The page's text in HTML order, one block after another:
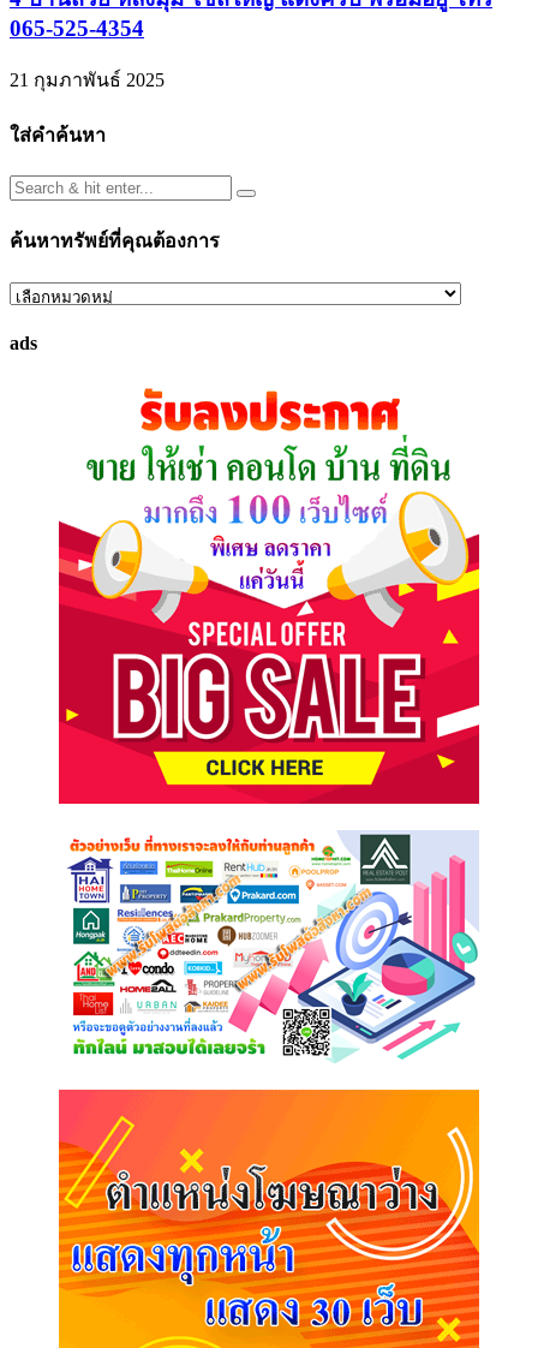
065-525-4354
21 กุมภาพันธ์ 2025
ใส่คำค้นหา
ค้นหาทรัพย์ที่คุณต้องการ
ค้นหา
ที่
ads